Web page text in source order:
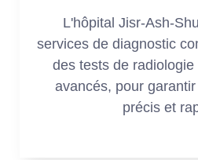
L'hôpital Jisr-Ash-
services de diagnostic
des tests de
avancés, pour
précis et